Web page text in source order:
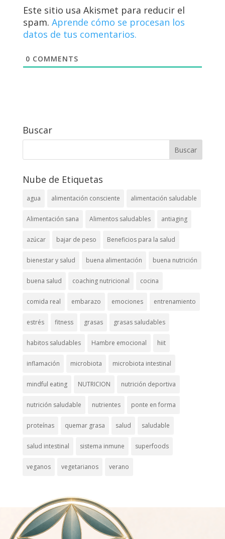
Este sitio usa Akismet para reducir el
spam. Aprende cómo se procesan los
datos de tus comentarios.
0 COMMENTS
Buscar
Nube de Etiquetas
agua alimentación consciente alimentación saludable
Alimentación sana Alimentos saludables antiaging
azúcar bajar de peso Beneficios para la salud
bienestar y salud buena alimentación buena nutrición
buena salud coaching nutricional cocina
comida real embarazo emociones entrenamiento
estrés fitness grasas grasas saludables
habitos saludables Hambre emocional hiit
inflamación microbiota microbiota intestinal
mindful eating NUTRICION nutrición deportiva
nutrición saludable nutrientes ponte en forma
proteínas quemar grasa salud saludable
salud intestinal sistema inmune superfoods
veganos vegetarianos verano